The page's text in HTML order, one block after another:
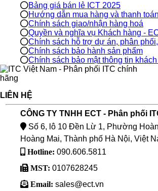
Bảng giá bán lẻ ICT 2025
Hướng dẫn mua hàng và thanh toán
Chính sách giao/nhận hàng hoá
Quyền và nghĩa vụ Khách hàng -
Chính sách hỗ trợ dự án, phân
Chính sách bảo hành sản phẩm
Chính sách bảo mật thông tin
LIÊN HỆ
CÔNG TY TNHH ECT - Phân phối
Số 6, lô 10 Đền Lừ 1, Phường
Hoàng Mai, Thành phố Hà Nội, Việt
Hotline: 090.606.5811
MST: 0107628245
Email: sales@ect.vn